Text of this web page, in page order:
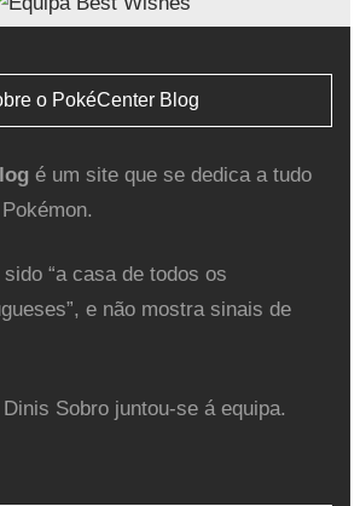
o PokéCenter Blog
é um site que se dedica a tudo
“a casa de todos os
e não mostra sinais de
Sobro juntou-se á equipa.